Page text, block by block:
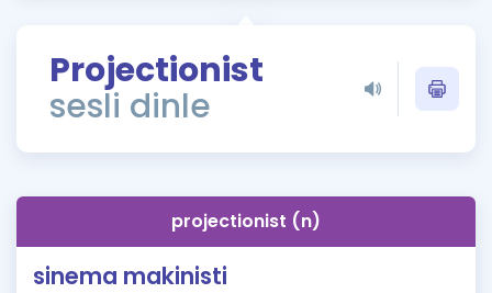
ÖSYM Sınav Takvimi
Kampanyalar
İngilizce Gramer
Projectionist
sesli dinle
projectionist (n)
sinema makinisti